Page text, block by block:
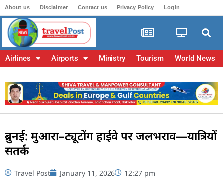
About us Disclaimer Contact us Privacy Policy Login
Airlines Airports Ministry Tourism World News
ब्रुनई: मुआरा–ट्यूटोंग हाईवे पर जलभराव—यात्रियों
सतर्क
Travel Post January 11, 2026 12:27 pm